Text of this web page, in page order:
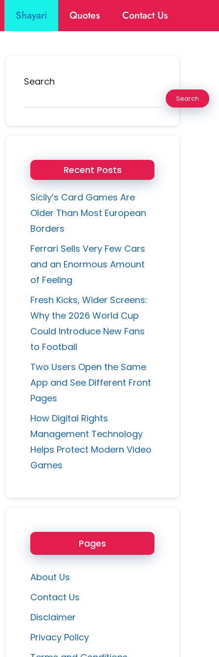
Shayari Quotes Contact Us
Search
Search
Recent Posts
Sicily’s Card Games Are
Older Than Most European
Borders
Ferrari Sells Very Few Cars
and an Enormous Amount
of Feeling
Fresh Kicks, Wider Screens:
Why the 2026 World Cup
Could Introduce New Fans
to Football
Two Users Open the Same
App and See Different Front
Pages
How Digital Rights
Management Technology
Helps Protect Modern Video
Games
Pages
About Us
Contact Us
Disclaimer
Privacy Policy